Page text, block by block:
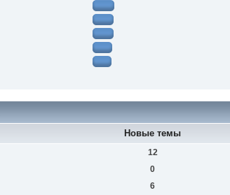
Новые темы
12
0
6